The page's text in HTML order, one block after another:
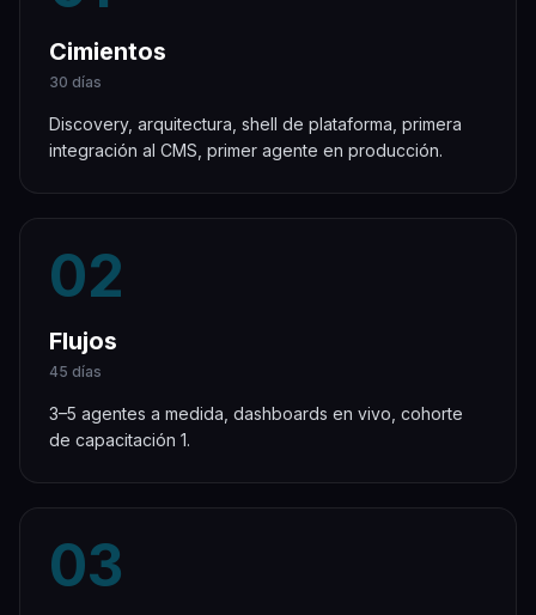
Cimientos
30 días
Discovery, arquitectura, shell de plataforma, primera
integración al CMS, primer agente en producción.
02
Flujos
45 días
3–5 agentes a medida, dashboards en vivo, cohorte
de capacitación 1.
03